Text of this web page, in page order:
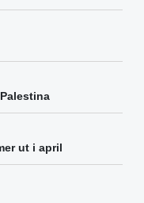
ut i april